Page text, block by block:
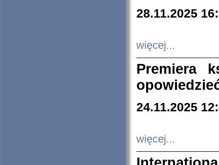
28.11.2025
więcej...
Premiera
24.11.2025
więcej...